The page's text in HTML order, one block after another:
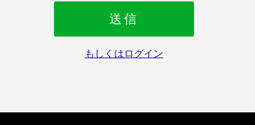
送信
もしくはログイン